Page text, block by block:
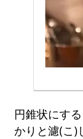
円錐状にす
かりと濾(こ)